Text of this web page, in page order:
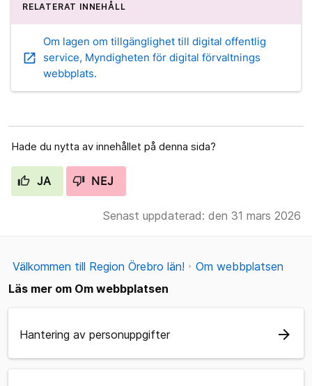
RELATERAT INNEHÅLL
open_in_new
Om lagen om tillgänglighet till digital offentlig
service, Myndigheten för digital förvaltnings
webbplats.
Hade du nytta av innehållet på denna sida?
JA NEJ
Senast uppdaterad: den 31 mars 2026
Välkommen till Region Örebro län!
Om webbplatsen
Läs mer om Om webbplatsen
Hantering av personuppgifter arrow_forward